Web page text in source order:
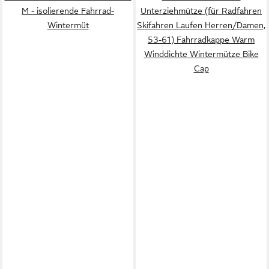
M - isolierende Fahrrad-
Wintermüt
Unterziehmütze (für Radfahren
Skifahren Laufen Herren/Damen,
53-61) Fahrradkappe Warm
Winddichte Wintermütze Bike
Cap